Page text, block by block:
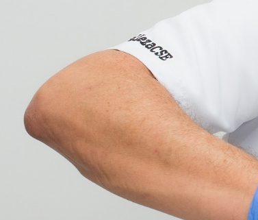
Personal diplomado en enfermería
Cirujanos Plásticos
Además, sin olvidar a nuestras
colaboradores externos.
En CSE | Clínica Salud Estéticapensamos
ya que forma parte indisoluble de la salud
Nuestra máxima aspiración es ofrecer en
personalizado, sabiendo escuchar con
que se acercan a esta casa de la belleza en